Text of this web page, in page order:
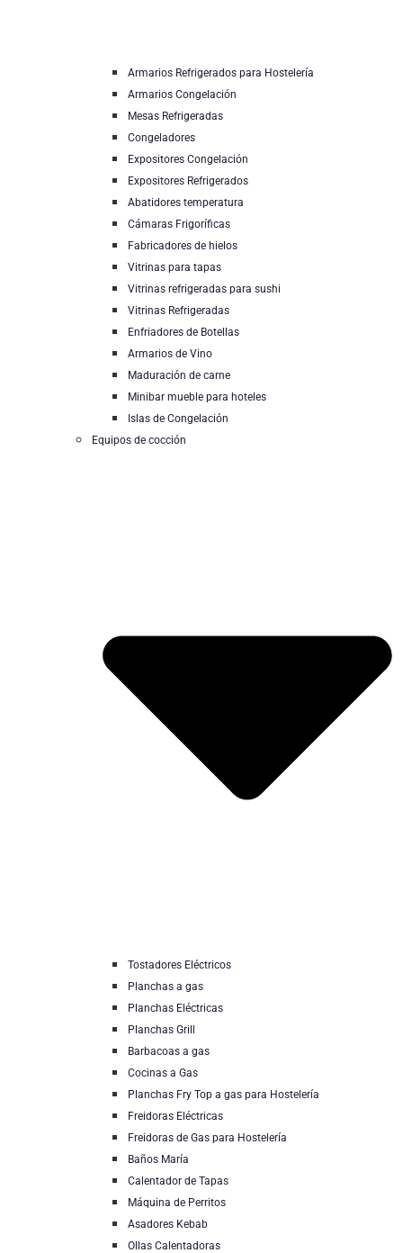
Armarios Refrigerados para Hostelería
Armarios Congelación
Mesas Refrigeradas
Congeladores
Expositores Congelación
Expositores Refrigerados
Abatidores temperatura
Cámaras Frigoríficas
Fabricadores de hielos
Vitrinas para tapas
Vitrinas refrigeradas para sushi
Vitrinas Refrigeradas
Enfriadores de Botellas
Armarios de Vino
Maduración de carne
Minibar mueble para hoteles
Islas de Congelación
Equipos de cocción
Tostadores Eléctricos
Planchas a gas
Planchas Eléctricas
Planchas Grill
Barbacoas a gas
Cocinas a Gas
Planchas Fry Top a gas para Hostelería
Freidoras Eléctricas
Freidoras de Gas para Hostelería
Baños María
Calentador de Tapas
Máquina de Perritos
Asadores Kebab
Ollas Calentadoras